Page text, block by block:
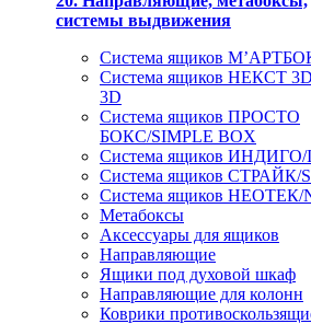
системы выдвижения
Система ящиков
Система ящиков НЕКСТ
3D
Система ящиков ПРОСТО
БОКС/SIMPLE BOX
Система ящиков ИНДИГО/
Система ящиков СТРАЙК/
Система ящиков НЕОТЕК/
Метабоксы
Аксессуары для ящиков
Направляющие
Ящики под духовой шкаф
Направляющие для колонн
Коврики